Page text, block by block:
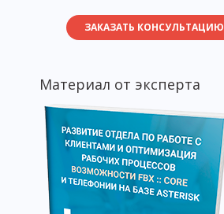
ЗАКАЗАТЬ КОНСУЛЬТАЦИЮ
Материал от эксперта